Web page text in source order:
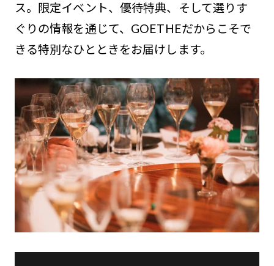
ス。限定イベント、優待特典、そして選りす
ぐりの情報を通じて、GOETHEだからこそで
きる特別なひとときをお届けします。